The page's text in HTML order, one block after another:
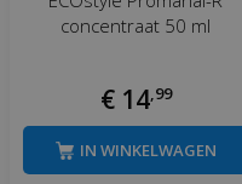
concentraat 50 ml
€ 14,99
IN WINKELWAGEN